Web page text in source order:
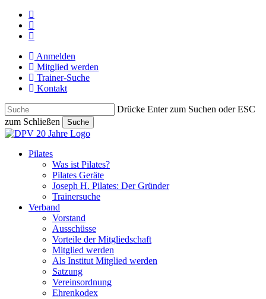
Skip
main
facebook
youtube
instagram
Anmelden
Mitglied werden
Trainer-Suche
Kontakt
Drücke Enter zum Suchen oder ESC
zum Schließen
Suche
Close
search
Menu
Pilates
Was ist Pilates?
Pilates Geräte
Joseph H. Pilates: Der Gründer
Trainersuche
Verband
Vorstand
Ausschüsse
Vorteile der Mitgliedschaft
Mitglied werden
Als Institut Mitglied werden
Satzung
Vereinsordnung
Ehrenkodex